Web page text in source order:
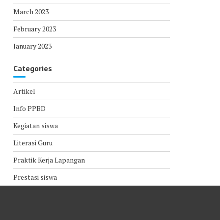
March 2023
February 2023
January 2023
Categories
Artikel
Info PPBD
Kegiatan siswa
Literasi Guru
Praktik Kerja Lapangan
Prestasi siswa